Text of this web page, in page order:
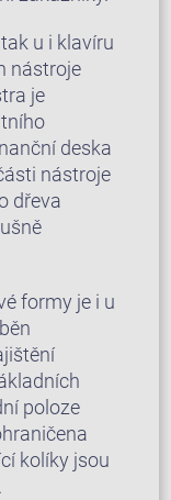
u i klavíru
nástroje
je
deska
nástroje
dřeva
formy je i u
poloze
kolíky jsou